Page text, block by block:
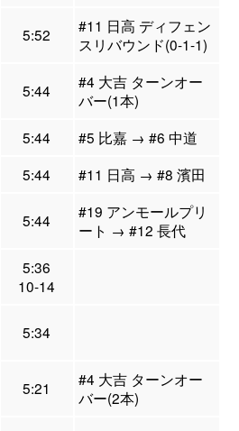
5:52
#11 日高 ディフェン
スリバウンド(0-1-1)
5:44
#4 大吉 ターンオー
バー(1本)
5:44
#5 比嘉 → #6 中道
5:44
#11 日高 → #8 濱田
5:44
#19 アンモールプリ
ート → #12 長代
5:36
10-14
5:34
5:21
#4 大吉 ターンオー
バー(2本)